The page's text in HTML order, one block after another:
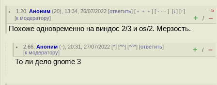
1.20 ,Аноним (20), 13:34, 26/07/2022 [ответить] [ ﹢﹢﹢] [ · · ·][↓] [↑]
[к модератору]
–5
+ / –
Похоже одновременно на виндос 2/3 и os/2. Мерзость.
2.66 ,Аноним (-), 20:31, 27/07/2022 [^] [^^] [^^^] [ответить]
[к модератору] + / –
То ли дело gnome 3